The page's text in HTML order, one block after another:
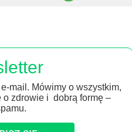
mail. Mówimy o wszystkim,
zdrowie i dobrą formę –